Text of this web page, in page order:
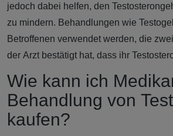
jedoch dabei helfen, den
zu mindern. Behandlungen wie
Betroffenen verwendet werden, die
der Arzt bestätigt hat, dass ihr
Wie kann ich
Behandlung von
kaufen?